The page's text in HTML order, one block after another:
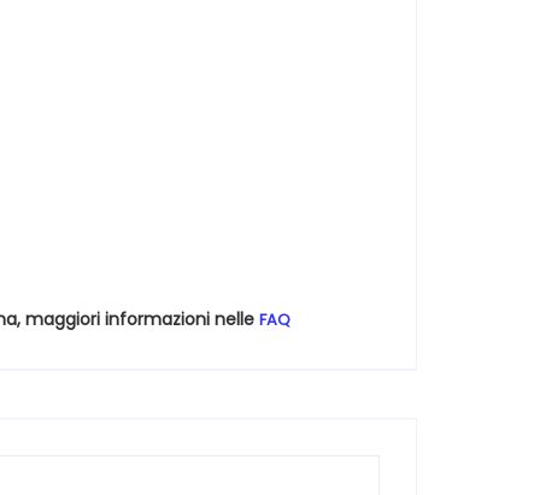
maggiori informazioni nelle FAQ